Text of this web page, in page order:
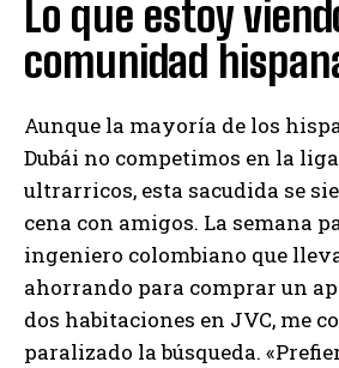
Lo que estoy
comunidad
Aunque la mayoría de los
Dubái no competimos en la
ultrarricos, esta sacudida se
cena con amigos. La semana
ingeniero colombiano que
ahorrando para comprar un
dos habitaciones en JVC, me
paralizado la búsqueda.